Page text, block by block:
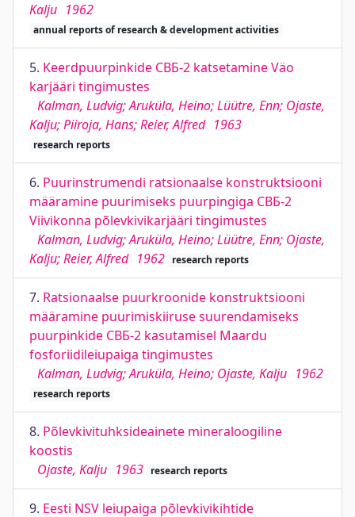
Kalju 1962
annual reports of research & development activities
5. Keerdpuurpinkide СВБ-2 katsetamine Väo
karjääri tingimustes
Kalman, Ludvig; Aruküla, Heino; Lüütre, Enn; Ojaste,
Kalju; Piiroja, Hans; Reier, Alfred 1963
research reports
6. Puurinstrumendi ratsionaalse konstruktsiooni
määramine puurimiseks puurpingiga СВБ-2
Viivikonna põlevkivikarjääri tingimustes
Kalman, Ludvig; Aruküla, Heino; Lüütre, Enn; Ojaste,
Kalju; Reier, Alfred 1962 research reports
7. Ratsionaalse puurkroonide konstruktsiooni
määramine puurimiskiiruse suurendamiseks
puurpinkide СВБ-2 kasutamisel Maardu
fosforiidileiupaiga tingimustes
Kalman, Ludvig; Aruküla, Heino; Ojaste, Kalju 1962
research reports
8. Põlevkivituhksideainete mineraloogiline
koostis
Ojaste, Kalju 1963 research reports
9. Eesti NSV leiupaiga põlevkivikihtide